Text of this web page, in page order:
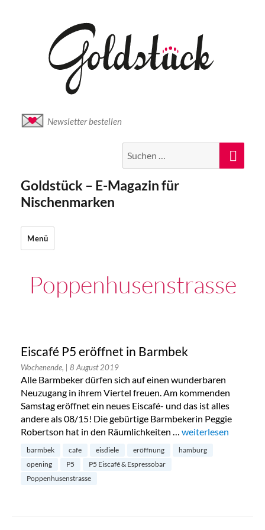
Newsletter bestellen
nach:
Goldstück – E-Magazin für
Nischenmarken
Menü
Poppenhusenstrasse
Eiscafé P5 eröffnet in Barmbek
Wochenende, | 8 August 2019
Alle Barmbeker dürfen sich auf einen wunderbaren
Neuzugang in ihrem Viertel freuen. Am kommenden
Samstag eröffnet ein neues Eiscafé- und das ist alles
andere als 08/15! Die gebürtige Barmbekerin Peggie
Robertson hat in den Räumlichkeiten … „Eiscafé P5 eröffnet
weiterlesen
barmbek cafe eisdiele eröffnung
hamburg
opening
P5
P5 Eiscafé & Espressobar
Poppenhusenstrasse